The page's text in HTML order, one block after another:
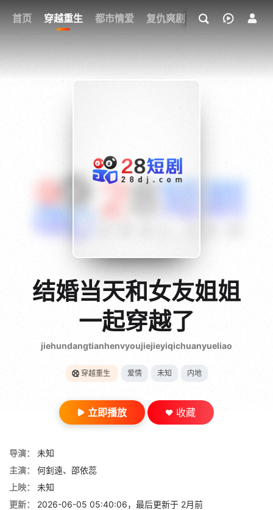
首页 穿越重生 都市情爱 复仇爽剧 玄幻武侠 奇幻
我的观影记录
{if condition="$obj.vod_points
gt 0"}
28短剧
结婚当天和女友姐姐
一起穿越了
jiehundangtianhenvyoujiejieyiqichuanyueliao
穿越重生 爱情 未知 内地
立即播放 收藏
导演：
未知
主演：
何釗遠、邵依蕊
上映：
未知
更新：
2026-06-05 05:40:06，最后更新于 2月前